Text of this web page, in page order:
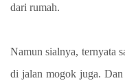
dari rumah.
Namun sialnya, ternyata
di jalan mogok juga.